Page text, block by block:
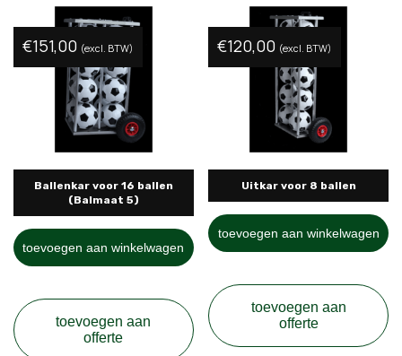
Ballenkar voor 16 ballen
(Balmaat 5)
€151,00 (excl. BTW)
toevoegen aan winkelwagen
toevoegen aan
offerte
Uitkar voor 8 ballen
€120,00 (excl. BTW)
toevoegen aan winkelwagen
toevoegen aan
offerte